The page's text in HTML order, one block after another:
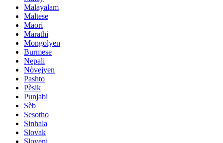
Malayalam
Maltese
Maori
Marathi
Mongolyen
Burmese
Nepali
Nòvejyen
Pashto
Pèsik
Punjabi
Sèb
Sesotho
Sinhala
Slovak
Sloveni